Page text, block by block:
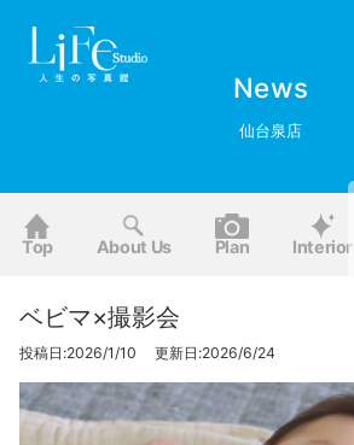
News
仙台泉店
Top About Us Plan Interior
ベビマ×撮影会
投稿日:2026/1/10 更新日:2026/6/24